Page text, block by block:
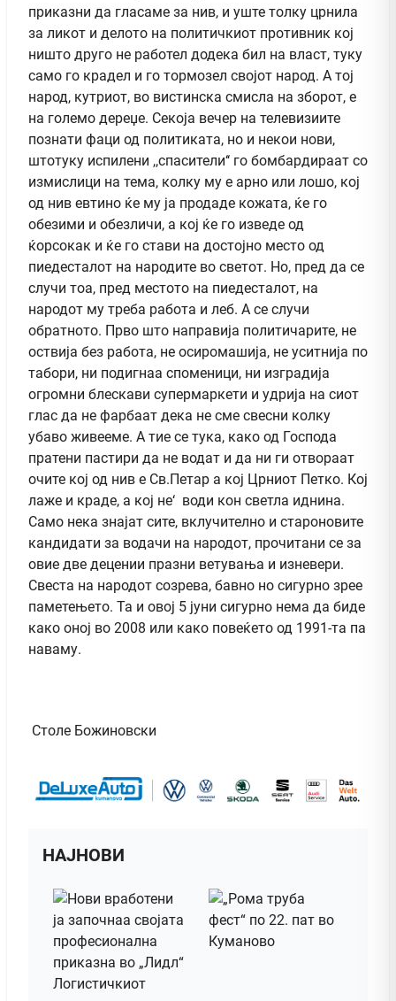
приказни да гласаме за нив, и уште толку црнила
за ликот и делото на политичкиот противник кој
ништо друго не работел додека бил на власт, туку
само го крадел и го тормозел својот народ. А тој
народ, кутриот, во вистинска смисла на зборот, е
на големо дереџе. Секоја вечер на телевизиите
познати фаци од политиката, но и некои нови,
штотуку испилени ,,спасители‘‘ го бомбардираат со
измислици на тема, колку му е арно или лошо, кој
од нив евтино ќе му ја продаде кожата, ќе го
обезими и обезличи, а кој ќе го изведе од
ќорсокак и ќе го стави на достојно место од
пиедесталот на народите во светот. Но, пред да се
случи тоа, пред местото на пиедесталот, на
народот му треба работа и леб. А се случи
обратното. Прво што направија политичарите, не
оствија без работа, не осиромашија, не уситнија по
табори, ни подигнаа споменици, ни изградија
огромни блескави супермаркети и удрија на сиот
глас да не фарбаат дека не сме свесни колку
убаво живееме. А тие се тука, како од Господа
пратени пастири да не водат и да ни ги отвораат
очите кој од нив е Св.Петар а кој Црниот Петко. Кој
лаже и краде, а кој не‘ води кон светла иднина.
Само нека знајат сите, вклучително и староновите
кандидати за водачи на народот, прочитани се за
овие две децении празни ветувања и изневери.
Свеста на народот созрева, бавно но сигурно зрее
паметењето. Та и овој 5 јуни сигурно нема да биде
како оној во 2008 или како повеќето од 1991-та па
наваму.
Столе Божиновски
НАЈНОВИ